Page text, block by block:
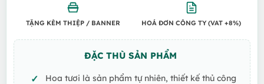
TẶNG KÈM THIỆP / BANNER HOÁ ĐƠN CÔNG TY (VAT +8%)
ĐẶC THÙ SẢN PHẨM
Hoa tươi là sản phẩm tự nhiên, thiết kế thủ công